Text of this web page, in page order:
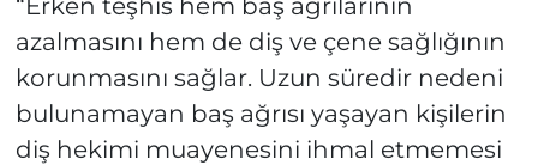
“Erken teşhis hem baş ağrılarının
azalmasını hem de diş ve çene sağlığının
korunmasını sağlar. Uzun süredir nedeni
bulunamayan baş ağrısı yaşayan kişilerin
diş hekimi muayenesini ihmal etmemesi